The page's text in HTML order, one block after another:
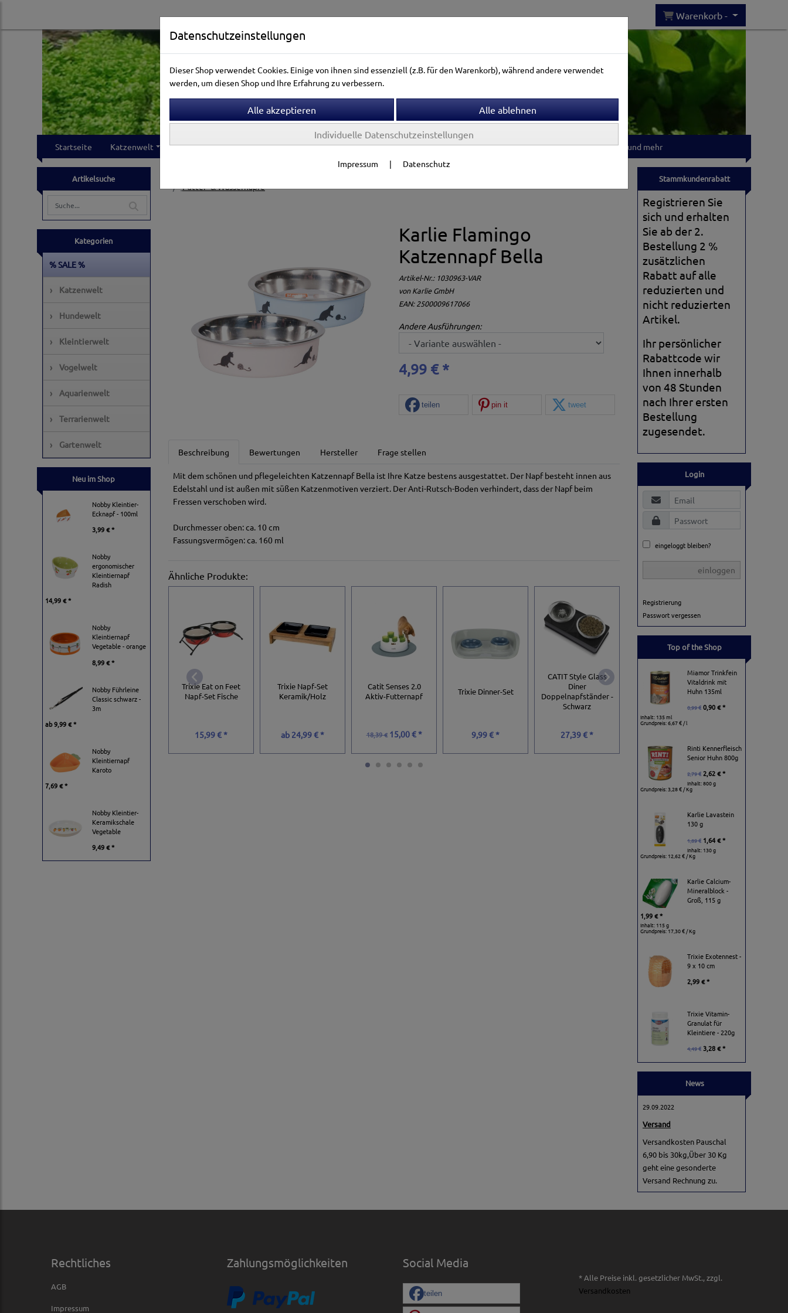
Warenkorb -
Startseite Katzenwelt Hundewelt Kleintierwelt Vogelwelt Aquarienwelt Terrarienwelt Gartenwelt T-shirts und mehr
Artikelsuche
Kategorien
% SALE %
› Katzenwelt
› Hundewelt
› Kleintierwelt
› Vogelwelt
› Aquarienwelt
› Terrarienwelt
› Gartenwelt
Neu im Shop
Nobby Kleintier-
Ecknapf - 100ml
3,99 € *
Nobby
ergonomischer
Kleintiernapf
Radish
14,99 € *
Nobby
Kleintiernapf
Vegetable - orange
8,99 € *
Nobby Führleine
Classic schwarz -
3m
ab9,99 € *
Nobby
Kleintiernapf
Karoto
7,69 € *
Nobby Kleintier-
Keramikschale
Vegetable
9,49 € *
Futter- & Wassernäpfe
Karlie Flamingo
Katzennapf Bella
Artikel-Nr.: 1030963-VAR
vonKarlie GmbH
EAN: 2500009617066
Andere Ausführungen:
4,99 € *
teilen pin it tweet
Beschreibung Bewertungen Hersteller Frage stellen
Mit dem schönen und pflegeleichten Katzennapf Bella ist Ihre Katze bestens ausgestattet. Der Napf besteht innen aus
Edelstahl und ist außen mit süßen Katzenmotiven verziert. Der Anti-Rutsch-Boden verhindert, dass der Napf beim
Fressen verschoben wird.
Durchmesser oben: ca. 10 cm
Fassungsvermögen: ca. 160 ml
Ähnliche Produkte:
Trixie Eat on Feet
Napf-Set Fische
15,99 € *
Trixie Napf-Set
Keramik/Holz
ab 24,99 € *
Catit Senses 2.0
Aktiv-Futternapf
18,39 €15,00 € *
Trixie Dinner-Set
9,99 € *
CATIT Style Glass
Diner
Doppelnapfständer -
Schwarz
27,39 € *
Trixie Keramiknapf
mit Motiv - 200 ml
Stammkundenrabatt
Registrieren Sie
sich und erhalten
Sie ab der 2.
Bestellung 2 %
zusätzlichen
Rabatt auf alle
reduzierten und
nicht reduzierten
Artikel.
Ihr persönlicher
Rabattcode wir
Ihnen innerhalb
von 48 Stunden
nach Ihrer ersten
Bestellung
zugesendet.
Login
eingeloggt bleiben?
einloggen
Registrierung
Passwort vergessen
Top of the Shop
Miamor Trinkfein
Vitaldrink mit
Huhn 135ml
0,99 € 0,90 € *
Inhalt: 135 ml
Grundpreis:6,67 € / l
Rinti Kennerfleisch
Senior Huhn 800g
2,79 € 2,62 € *
Inhalt: 800 g
Grundpreis:3,28 € / Kg
Karlie Lavastein
130 g
1,89 € 1,64 € *
Inhalt: 130 g
Grundpreis: 12,62 € / Kg
Karlie Calcium-
Mineralblock -
Groß, 115 g
1,99 € *
Inhalt: 115 g
Grundpreis:17,30 € / Kg
Trixie Exotennest -
9 x 10 cm
2,99 € *
Trixie Vitamin-
Granulat für
Kleintiere - 220g
4,49 € 3,28 € *
News
29.09.2022
Versand
Versandkosten Pauschal
6,90 bis 30kg,Über 30 Kg
geht eine gesonderte
Versand Rechnung zu.
Rechtliches
AGB
Impressum
Zahlungsmöglichkeiten Social Media
teilen
* Alle Preise inkl. gesetzlicher MwSt., zzgl.
Versandkosten
Datenschutzeinstellungen
Dieser Shop verwendet Cookies. Einige von ihnen sind essenziell (z.B. für den Warenkorb), während andere verwendet
werden, um diesen Shop und Ihre Erfahrung zu verbessern.
Individuelle Datenschutzeinstellungen
Impressum | Datenschutz